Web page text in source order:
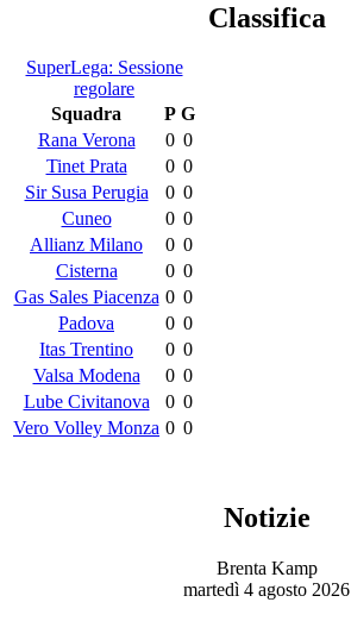
Classifica
SuperLega: Sessione
regolare
Squadra
P G
Rana Verona
0 0
Tinet Prata
0 0
Sir Susa Perugia
0 0
Cuneo
0 0
Allianz Milano
0 0
Cisterna
0 0
Gas Sales Piacenza 0 0
Padova
0 0
Itas Trentino
0 0
Valsa Modena
0 0
Lube Civitanova
0 0
Vero Volley Monza 0 0
Notizie
Brenta Kamp
martedì 4 agosto 2026